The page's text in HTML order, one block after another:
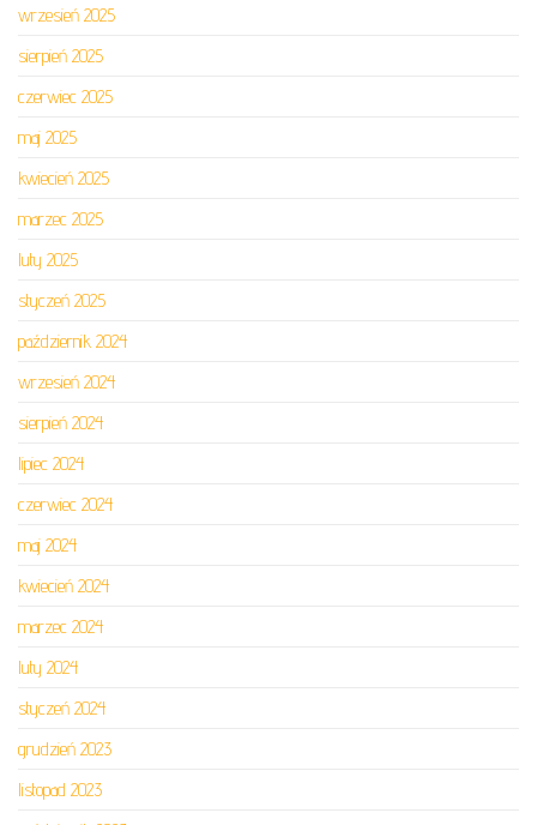
wrzesień 2025
sierpień 2025
czerwiec 2025
maj 2025
kwiecień 2025
marzec 2025
luty 2025
styczeń 2025
październik 2024
wrzesień 2024
sierpień 2024
lipiec 2024
czerwiec 2024
maj 2024
kwiecień 2024
marzec 2024
luty 2024
styczeń 2024
grudzień 2023
listopad 2023